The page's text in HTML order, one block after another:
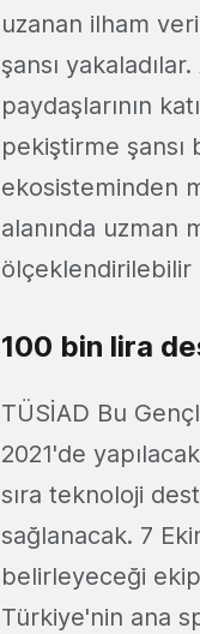
uzanan ilham
şansı
paydaşlarının
pekiştirme şansı
ekosisteminden
alanında uzman
100 bin lira
TÜSİAD Bu
2021'de
sıra teknoloji
sağlanacak. 7
belirleyeceği
Türkiye'nin ana